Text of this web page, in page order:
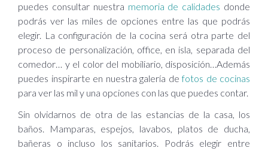
puedes consultar nuestra memoria de calidades donde
podrás ver las miles de opciones entre las que podrás
elegir. La configuración de la cocina será otra parte del
proceso de personalización, office, en isla, separada del
comedor… y el color del mobiliario, disposición…Además
puedes inspirarte en nuestra galería defotos de cocinas
para ver las mil y una opciones con las que puedes contar.
Sin olvidarnos de otra de las estancias de la casa, los
baños. Mamparas, espejos, lavabos, platos de ducha,
bañeras o incluso los sanitarios. Podrás elegir entre